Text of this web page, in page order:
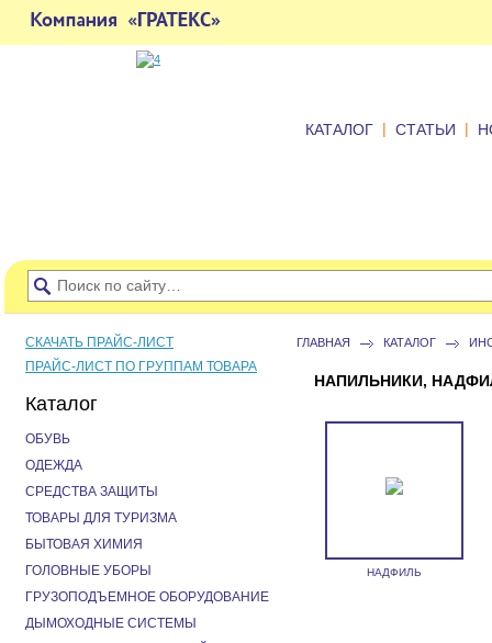
КАТАЛОГ | СТАТЬИ |
ГЛАВНАЯ КАТАЛОГ
НАПИЛЬНИКИ,
НАДФИЛЬ
СКАЧАТЬ ПРАЙС-ЛИСТ
ПРАЙС-ЛИСТ ПО ГРУППАМ ТОВАРА
Каталог
ОБУВЬ
ОДЕЖДА
СРЕДСТВА ЗАЩИТЫ
ТОВАРЫ ДЛЯ ТУРИЗМА
БЫТОВАЯ ХИМИЯ
ГОЛОВНЫЕ УБОРЫ
ГРУЗОПОДЪЕМНОЕ ОБОРУДОВАНИЕ
ДЫМОХОДНЫЕ СИСТЕМЫ